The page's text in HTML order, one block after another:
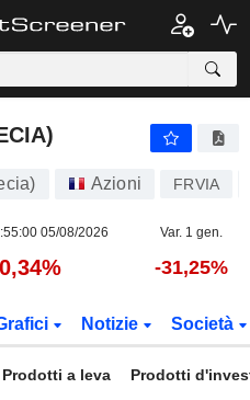
Azioni FRVIA
05/08/2026 Var. 1 gen.
-31,25%
Notizie Società
Prodotti a leva Prodotti